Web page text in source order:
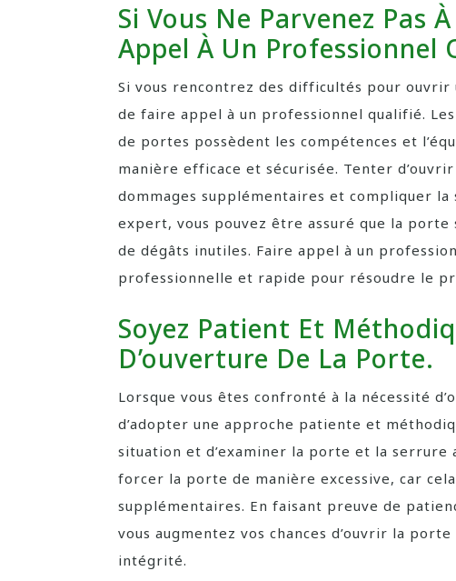
Si Vous Ne Parvenez Pas
Appel À Un Professionnel
Si vous rencontrez des difficultés pour
de faire appel à un professionnel qualifié.
de portes possèdent les compétences et
manière efficace et sécurisée. Tenter
dommages supplémentaires et compliquer
expert, vous pouvez être assuré que la
de dégâts inutiles. Faire appel à un
professionnelle et rapide pour résoudre le
Soyez Patient Et
D’ouverture De La Porte.
Lorsque vous êtes confronté à la nécessité
d’adopter une approche patiente et
situation et d’examiner la porte et la serrure
forcer la porte de manière excessive, car
supplémentaires. En faisant preuve de
vous augmentez vos chances d’ouvrir la
intégrité.